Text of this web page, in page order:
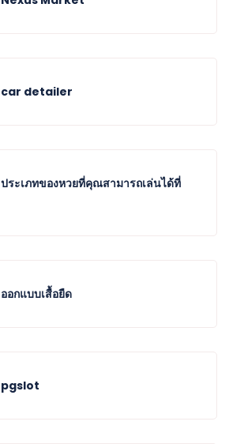
car detailer
ประเภทของหวยที่คุณสามารถเล่นได้ที่
ออกแบบเสื้อยืด
pgslot